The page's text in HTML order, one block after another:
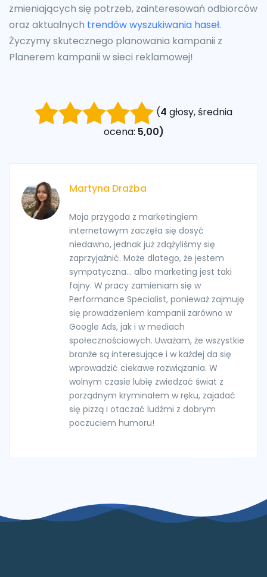
zmieniających się potrzeb, zainteresowań odbiorców
oraz aktualnych trendów wyszukiwania haseł.
Życzymy skutecznego planowania kampanii z
Planerem kampanii w sieci reklamowej!
(4 głosy, średnia
ocena: 5,00)
Martyna Drażba
Moja przygoda z marketingiem
internetowym zaczęła się dosyć
niedawno, jednak już zdążyliśmy się
zaprzyjaźnić. Może dlatego, że jestem
sympatyczna... albo marketing jest taki
fajny. W pracy zamieniam się w
Performance Specialist, ponieważ zajmuję
się prowadzeniem kampanii zarówno w
Google Ads, jak i w mediach
społecznościowych. Uważam, że wszystkie
branże są interesujące i w każdej da się
wprowadzić ciekawe rozwiązania. W
wolnym czasie lubię zwiedzać świat z
porządnym kryminałem w ręku, zajadać
się pizzą i otaczać ludźmi z dobrym
poczuciem humoru!